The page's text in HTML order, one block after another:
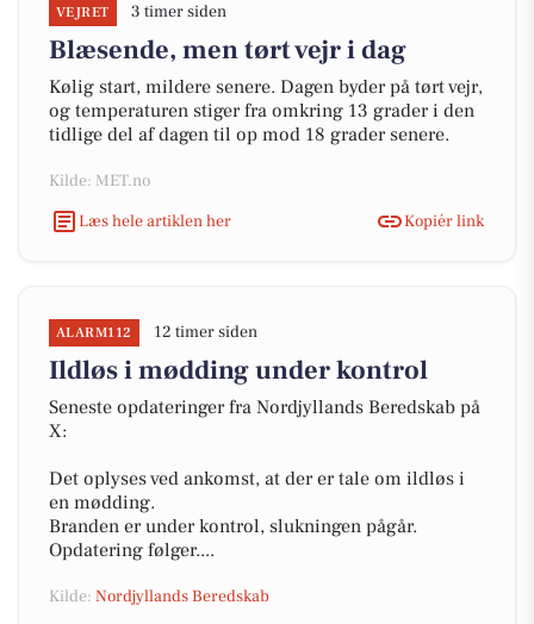
VEJRET 3 timer siden
Blæsende, men tørt vejr i dag
Kølig start, mildere senere. Dagen byder på tørt vejr,
og temperaturen stiger fra omkring 13 grader i den
tidlige del af dagen til op mod 18 grader senere.
Kilde: MET.no
Læs hele artiklen her
Kopiér link
ALARM112 12 timer siden
Ildløs i mødding under kontrol
Seneste opdateringer fra Nordjyllands Beredskab på
X:
Det oplyses ved ankomst, at der er tale om ildløs i
en mødding.
Branden er under kontrol, slukningen pågår.
Opdatering følger....
Kilde: Nordjyllands Beredskab